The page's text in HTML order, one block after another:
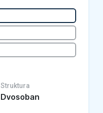
Struktura
Dvosoban